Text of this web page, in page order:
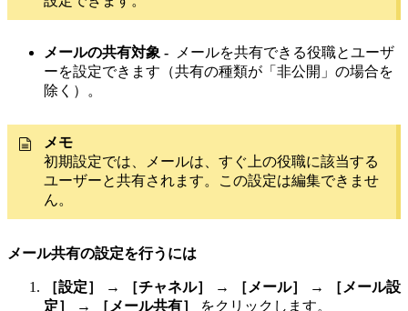
メールの共有対象 -
メールを共有できる役職とユーザ
ーを設定できます（共有の種類が「非公開」の場合を
除く）。
メモ
初期設定では、メールは、すぐ上の役職に該当する
ユーザーと共有されます。この設定は編集できませ
ん。
メール共有の設定を行うには
［設定］ → ［チャネル］ → ［メール］ →
［メール設
定］
→ ［メール共有］ をクリックします。